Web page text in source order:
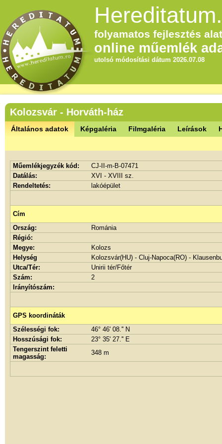
folyamatos fejlesztés
online műemlék
utolsó módosítási dátum 2026.07.08
Kolozsvár - Horváth-ház
Általános adatok Képgaléria Filmgaléria Leírások
Műemlékjegyzék kód:
CJ-II-m-B-07471
Datálás:
XVI - XVIII sz.
Rendeltetés:
lakóépület
Cím
Ország:
Románia
Régió:
Megye:
Kolozs
Helység
Kolozsvár(HU) - Cluj-Napoca(RO) -
Utca/Tér:
Unirii tér/Főtér
Szám:
2
Irányítószám:
GPS koordináták
Szélességi fok:
46° 46' 08.'' N
Hosszúsági fok:
23° 35' 27.'' E
Tengerszint feletti
magasság:
348 m